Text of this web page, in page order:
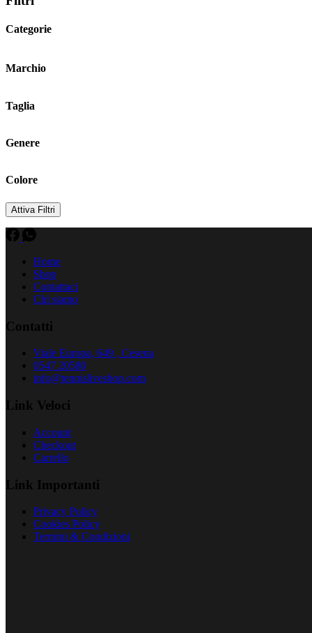
Categorie
Marchio
Taglia
Genere
Colore
Attiva Filtri
Home
Shop
Contattaci
Chi siamo
Contatti
Viale Europa, 649 , Cesena
0547 20580
info@tennisliveshop.com
Link Veloci
Account
Checkout
Carrello
Link Importanti
Privacy Policy
Cookies Policy
Termini & Condizioni